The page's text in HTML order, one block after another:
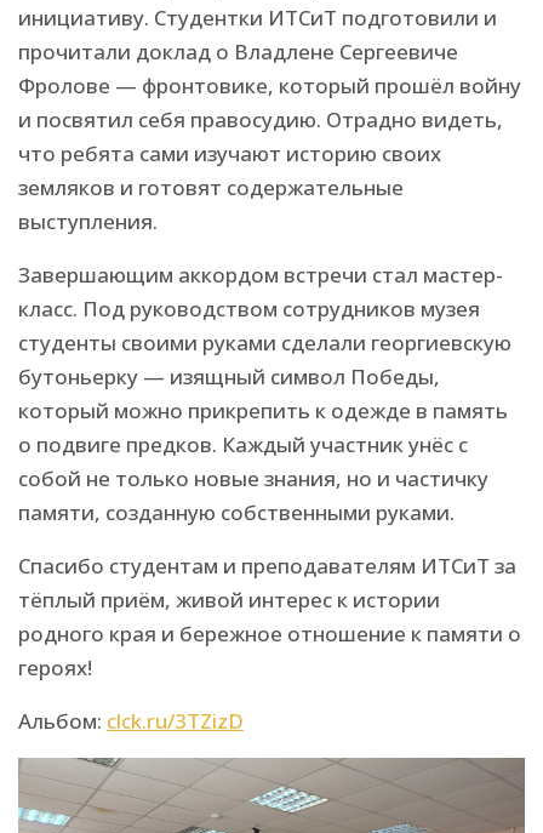
инициативу. Студентки ИТСиТ подготовили и
прочитали доклад о Владлене Сергеевиче
Фролове — фронтовике, который прошёл войну
и посвятил себя правосудию. Отрадно видеть,
что ребята сами изучают историю своих
земляков и готовят содержательные
выступления.
Завершающим аккордом встречи стал мастер-
класс. Под руководством сотрудников музея
студенты своими руками сделали георгиевскую
бутоньерку — изящный символ Победы,
который можно прикрепить к одежде в память
о подвиге предков. Каждый участник унёс с
собой не только новые знания, но и частичку
памяти, созданную собственными руками.
Спасибо студентам и преподавателям ИТСиТ за
тёплый приём, живой интерес к истории
родного края и бережное отношение к памяти о
героях!
Альбом: clck.ru/3TZizD